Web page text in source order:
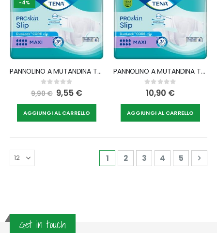
-4%
PANNOLINO A MUTANDINA TENA PROSKIN SLIP MAXI M 10 PEZZI
Rating:
0%
9,90 € Special
Price
9,55 €
AGGIUNGI AL CARRELLO
PANNOLINO A MUTANDINA TENA PROSKIN SLIP MAXI L 10 PEZZI
Rating:
0%
10,90 €
AGGIUNGI AL CARRELLO
Pagina
Attualmente stai leggendo
1 Pagina
2 Pagina
3 Pagina
4 Pagina
5
Get in touch